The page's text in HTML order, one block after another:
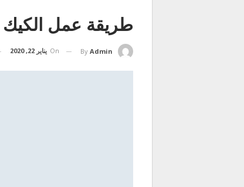
طريقة عمل
By Admin
On يناير 22, 2020